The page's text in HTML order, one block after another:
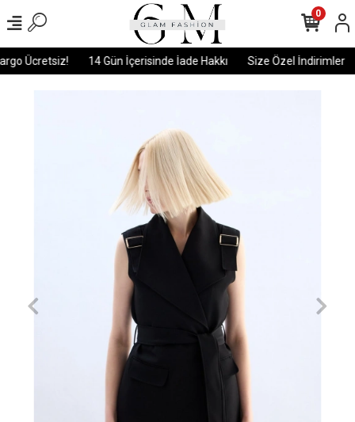
Ücretsiz! 14 Gün İçerisinde İade Hakkı Size Özel İndirimler
0